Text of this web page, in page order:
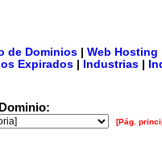
de Dominios| Web Hosting
Expirados
Industrias
[Pág.